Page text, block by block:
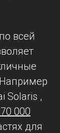
всей
Solaris ,
000
для